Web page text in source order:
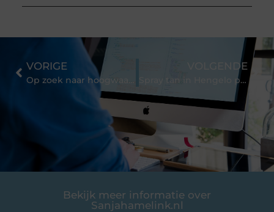
Bekijk meer informatie over
Sanjahamelink.nl
VORIGE
Op zoek naar hoogwaardig en stijlvol servies?
VOLGENDE
Spray tan in Hengelo proberen?